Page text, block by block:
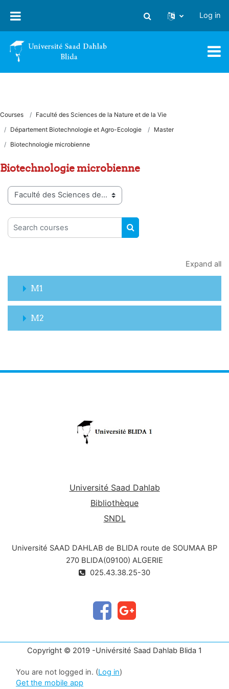
Toggle search input
Log in
Courses
Faculté des Sciences de la Nature et de la Vie
Département Biotechnologie et Agro-Ecologie
Master
Biotechnologie microbienne
Biotechnologie microbienne
Course categories
Search courses
SEARCH COURSES
Expand all
M1
M2
Université Saad Dahlab
Bibliothèque
SNDL
Université SAAD DAHLAB de BLIDA route de SOUMAA BP
270 BLIDA(09100) ALGERIE
025.43.38.25-30
Copyright © 2019 -Univérsité Saad Dahlab Blida 1
You are not logged in. (Log in)
Get the mobile app